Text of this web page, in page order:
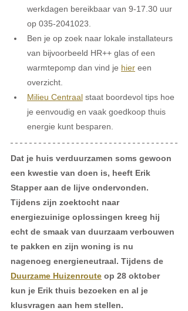
werkdagen bereikbaar van 9-17.30 uur
op 035-2041023.
Ben je op zoek naar lokale installateurs
van bijvoorbeeld HR++ glas of een
warmtepomp dan vind je hier een
overzicht.
Milieu Centraal staat boordevol tips hoe
je eenvoudig en vaak goedkoop thuis
energie kunt besparen.
Dat je huis verduurzamen soms gewoon
een kwestie van doen is, heeft Erik
Stapper aan de lijve ondervonden.
Tijdens zijn zoektocht naar
energiezuinige oplossingen kreeg hij
echt de smaak van duurzaam verbouwen
te pakken en zijn woning is nu
nagenoeg energieneutraal. Tijdens de
Duurzame Huizenroute op 28 oktober
kun je Erik thuis bezoeken en al je
klusvragen aan hem stellen.